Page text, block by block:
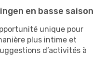
en basse saison
unique pour
plus intime et
d’activités à